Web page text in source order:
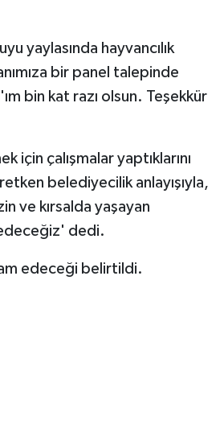
yaylasında hayvancılık
bir panel talepinde
bin kat razı olsun. Teşekkür
için çalışmalar yaptıklarını
belediyecilik anlayışıyla,
ve kırsalda yaşayan
edeceğiz' dedi.
edeceği belirtildi.